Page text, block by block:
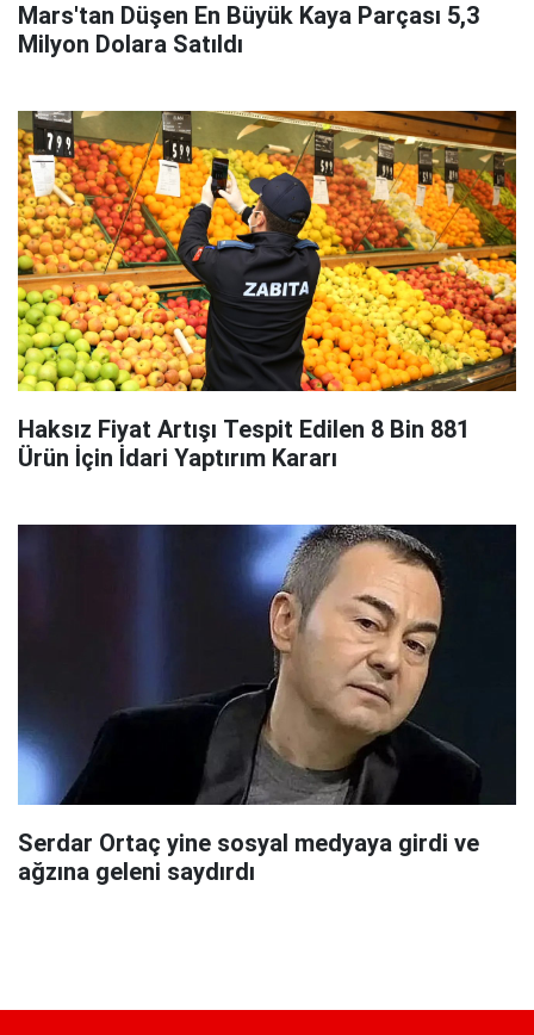
Mars'tan Düşen En Büyük Kaya Parçası 5,3
Milyon Dolara Satıldı
Haksız Fiyat Artışı Tespit Edilen 8 Bin 881
Ürün İçin İdari Yaptırım Kararı
Serdar Ortaç yine sosyal medyaya girdi ve
ağzına geleni saydırdı